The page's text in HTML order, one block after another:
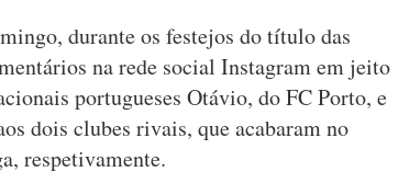
durante os festejos do título das
na rede social Instagram em jeito
portugueses Otávio, do FC Porto, e
dois clubes rivais, que acabaram no
respetivamente.